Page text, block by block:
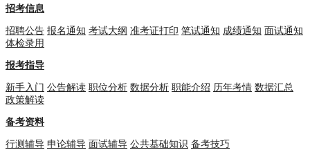
招考信息
招聘公告 报名通知 考试大纲 准考证打印 笔试通知 成绩通知 面试通知
体检录用
报考指导
新手入门 公告解读 职位分析 数据分析 职能介绍 历年考情 数据汇总
政策解读
备考资料
行测辅导 申论辅导 面试辅导 公共基础知识 备考技巧